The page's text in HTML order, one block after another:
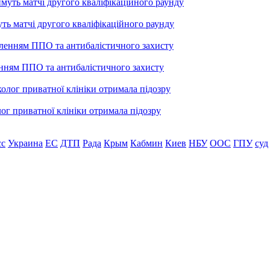
матчі другого кваліфікаційного раунду
ППО та антибалістичного захисту
приватної клініки отримала підозру
Украина ЕС ДТП Рада Крым Кабмин Киев НБУ ООС ГПУ суд